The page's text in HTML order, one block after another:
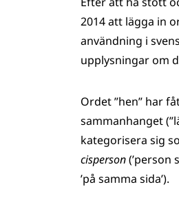
2014 att lägga in
användning i
upplysningar om
Ordet ”hen” har
sammanhanget
kategorisera sig
cisperson(’person
’på samma sida’).